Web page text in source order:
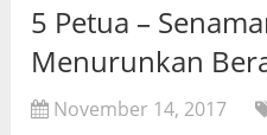
5 Petua –
Menurunkan
November 14, 2017